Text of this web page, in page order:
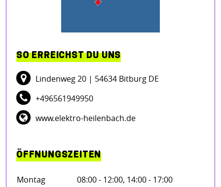
SO ERREICHST DU UNS
Lindenweg 20 | 54634 Bitburg DE
+496561949950
www.elektro-heilenbach.de
ÖFFNUNGSZEITEN
Montag
08:00 - 12:00, 14:00 - 17:00